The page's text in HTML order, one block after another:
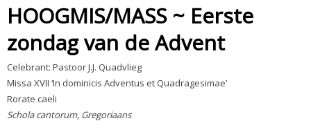
HOOGMIS/MASS ~ Eerste
zondag van de Advent
Celebrant: Pastoor J.J. Quadvlieg
Missa XVII ‘In dominicis Adventus et Quadragesimae’
Rorate caeli
Schola cantorum, Gregoriaans